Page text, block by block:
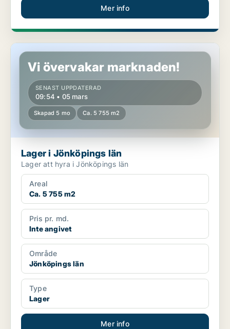
Mer info
Lager i Jönköpings län
Vi övervakar marknaden!
SENAST UPPDATERAD
09:54 • 05 mars
Skapad 5 mo Ca. 5 755 m2
Lager i Jönköpings län
Lager att hyra i Jönköpings län
Areal
Ca. 5 755 m2
Pris pr. md.
Inte angivet
Område
Jönköpings län
Type
Lager
Mer info